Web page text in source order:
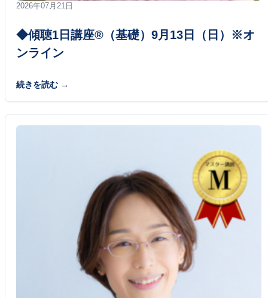
2026年07月21日
◆傾聴1日講座®（基礎）9月13日（日）※オ
ンライン
続きを読む